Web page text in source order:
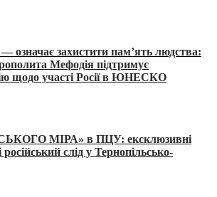
означає захистити пам’ять людства:
Мефодія підтримує
щодо участі Росії в ЮНЕСКО
МІРА» в ПЦУ: ексклюзивні
слід у Тернопільсько-